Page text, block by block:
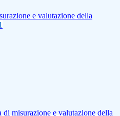
e valutazione della
di misurazione e valutazione della